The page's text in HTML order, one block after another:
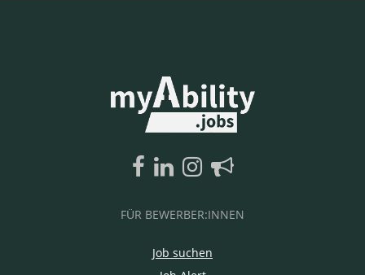
FÜR BEWERBER:INNEN
Job suchen